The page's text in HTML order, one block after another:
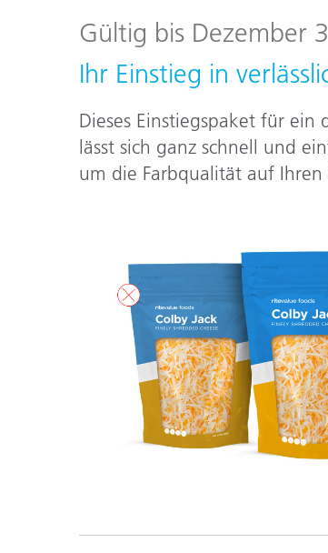
Gültig bis Dezember
Ihr Einstieg in
Dieses Einstiegspaket für
lässt sich ganz schnell und
um die Farbqualität auf